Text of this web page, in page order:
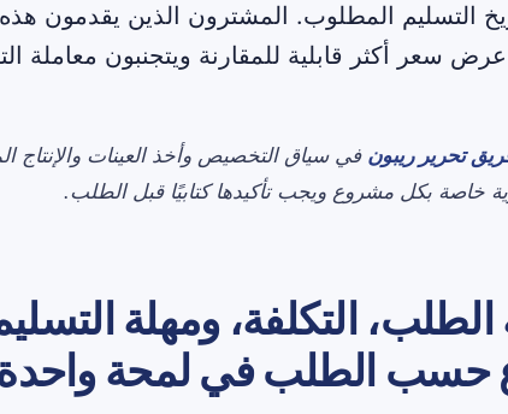
التسليم المطلوب. المشترون الذين يقدمون هذه
سعر أكثر قابلية للمقارنة ويتجنبون معاملة
في سياق التخصيص وأخذ العينات والإنتاج
خاصة بكل مشروع ويجب تأكيدها كتابيًا قبل الطلب.
الطلب، التكلفة، ومهلة
حسب الطلب في لمحة